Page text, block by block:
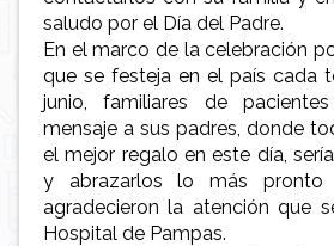
saludo por el Día del Padre.
En el marco de la celebración
que se festeja en el país cada
junio, familiares de
mensaje a sus padres, donde
el mejor regalo en este día,
y abrazarlos lo más pronto
agradecieron la atención que
Hospital de Pampas.